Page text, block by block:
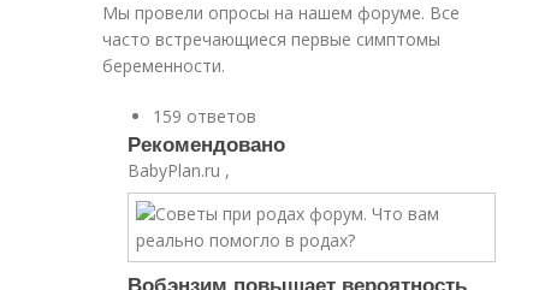
Мы провели опросы на нашем форуме. Все
часто встречающиеся первые симптомы
беременности.
159 ответов
Рекомендовано
BabyPlan.ru ,
Вобэнзим повышает вероятность